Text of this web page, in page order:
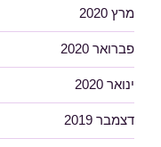
מרץ 2020
פברואר 2020
ינואר 2020
דצמבר 2019